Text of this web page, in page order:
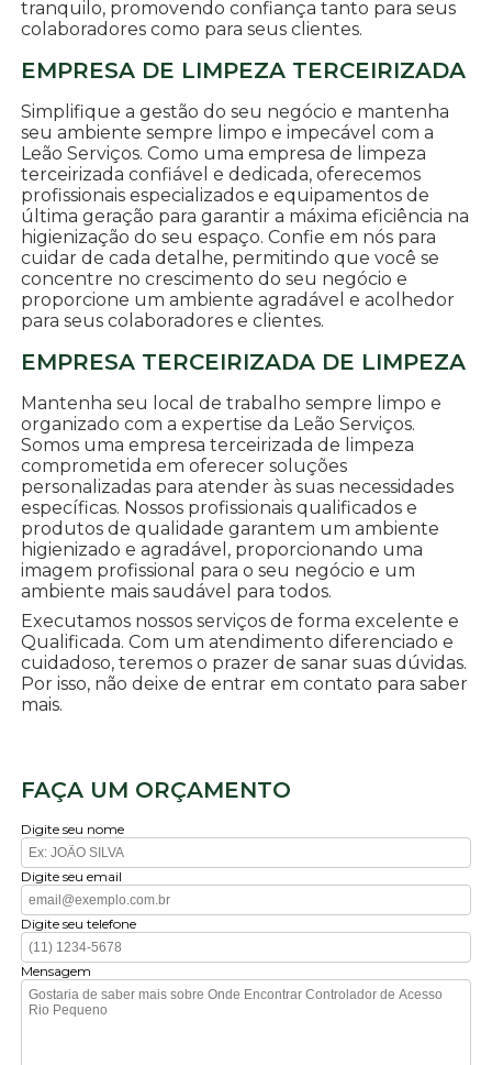
tranquilo, promovendo confiança tanto para seus
colaboradores como para seus clientes.
EMPRESA DE LIMPEZA TERCEIRIZADA
Simplifique a gestão do seu negócio e mantenha
seu ambiente sempre limpo e impecável com a
Leão Serviços. Como uma empresa de limpeza
terceirizada confiável e dedicada, oferecemos
profissionais especializados e equipamentos de
última geração para garantir a máxima eficiência na
higienização do seu espaço. Confie em nós para
cuidar de cada detalhe, permitindo que você se
concentre no crescimento do seu negócio e
proporcione um ambiente agradável e acolhedor
para seus colaboradores e clientes.
EMPRESA TERCEIRIZADA DE LIMPEZA
Mantenha seu local de trabalho sempre limpo e
organizado com a expertise da Leão Serviços.
Somos uma empresa terceirizada de limpeza
comprometida em oferecer soluções
personalizadas para atender às suas necessidades
específicas. Nossos profissionais qualificados e
produtos de qualidade garantem um ambiente
higienizado e agradável, proporcionando uma
imagem profissional para o seu negócio e um
ambiente mais saudável para todos.
Executamos nossos serviços de forma excelente e
Qualificada. Com um atendimento diferenciado e
cuidadoso, teremos o prazer de sanar suas dúvidas.
Por isso, não deixe de entrar em contato para saber
mais.
FAÇA UM ORÇAMENTO
Digite seu nome
Digite seu email
Digite seu telefone
Mensagem